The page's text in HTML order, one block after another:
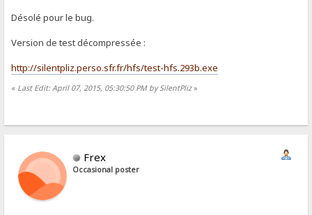
Désolé pour le bug.
Version de test décompressée :
http://silentpliz.perso.sfr.fr/hfs/test-hfs.293b.exe
« Last Edit: April 07, 2015, 05:30:50 PM by SilentPliz»
Frex
Occasional poster